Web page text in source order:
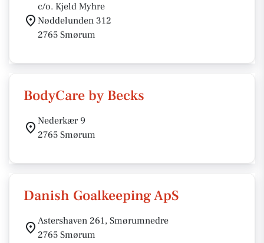
c/o. Kjeld Myhre
Nøddelunden 312
2765 Smørum
BodyCare by Becks
Nederkær 9
2765 Smørum
Danish Goalkeeping ApS
Astershaven 261, Smørumnedre
2765 Smørum